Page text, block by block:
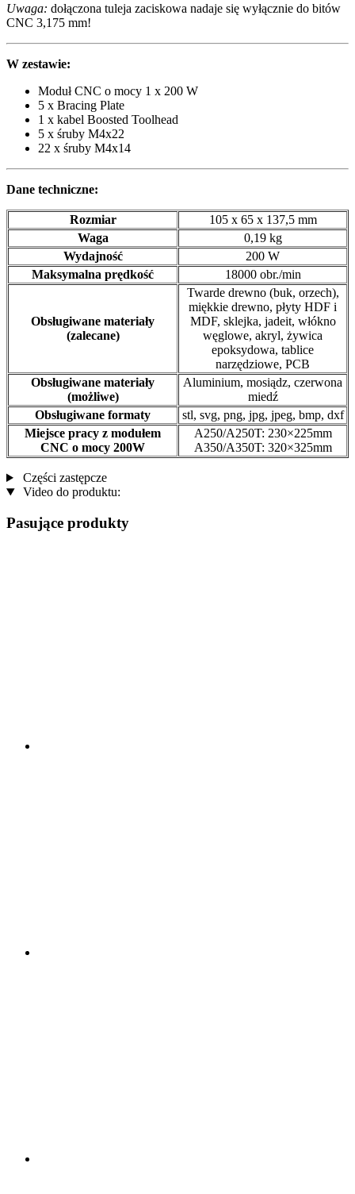
Uwaga: dołączona tuleja zaciskowa nadaje się wyłącznie do bitów
CNC 3,175 mm!
W zestawie:
Moduł CNC o mocy 1 x 200 W
5 x Bracing Plate
1 x kabel Boosted Toolhead
5 x śruby M4x22
22 x śruby M4x14
Dane techniczne:
Rozmiar
105 x 65 x 137,5 mm
Waga
0,19 kg
Wydajność
200 W
Maksymalna prędkość
18000 obr./min
Obsługiwane materiały
(zalecane)
Twarde drewno (buk, orzech),
miękkie drewno, płyty HDF i
MDF, sklejka, jadeit, włókno
węglowe, akryl, żywica
epoksydowa, tablice
narzędziowe, PCB
Obsługiwane materiały
(możliwe)
Aluminium, mosiądz, czerwona
miedź
Obsługiwane formaty
stl, svg, png, jpg, jpeg, bmp, dxf
Miejsce pracy z modułem
CNC o mocy 200W
A250/A250T: 230×225mm
A350/A350T: 320×325mm
Części zastępcze
Video do produktu:
Pasujące produkty